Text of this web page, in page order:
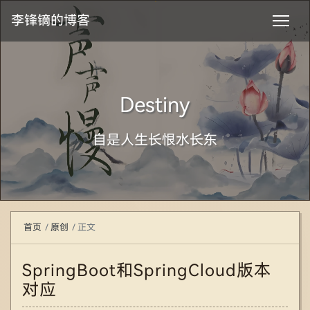
李锋镝的博客
Destiny
自是人生长恨水长东
首页 原创 正文
SpringBoot和SpringCloud版本
对应